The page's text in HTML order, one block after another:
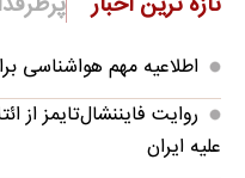
اطلاعیه مهم هواشناسی برای ۴۰ تا ۵۰ روز
روایت فایننشال‌تایمز
علیه ایران